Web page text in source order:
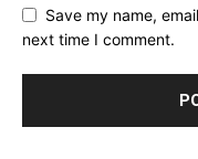
Save my name,
next time I comment.